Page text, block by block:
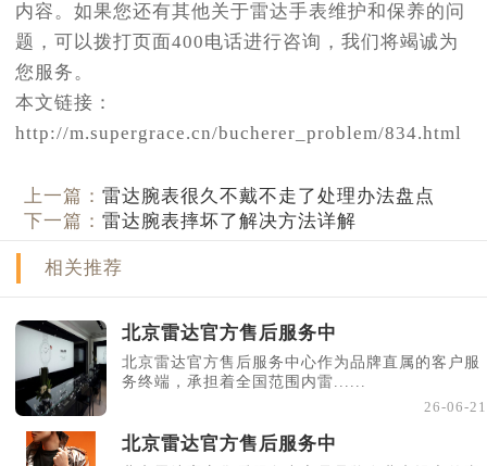
内容。如果您还有其他关于雷达手表维护和保养的问
题，可以拨打页面400电话进行咨询，我们将竭诚为
您服务。
本文链接：
http://m.supergrace.cn/bucherer_problem/834.html
上一篇：雷达腕表很久不戴不走了处理办法盘点
下一篇：雷达腕表摔坏了解决方法详解
相关推荐
北京雷达官方售后服务中
北京雷达官方售后服务中心作为品牌直属的客户服
务终端，承担着全国范围内雷......
26-06-21
北京雷达官方售后服务中